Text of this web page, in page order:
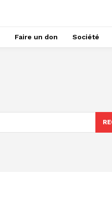
Faire un don Société